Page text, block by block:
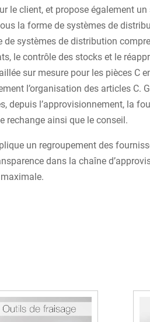
le client, et propose également
la forme de systèmes de
de systèmes de distribution
le contrôle des stocks et le
sur mesure pour les pièces C
l’organisation des articles C.
depuis l’approvisionnement, la
rechange ainsi que le conseil.
un regroupement des
dans la chaîne